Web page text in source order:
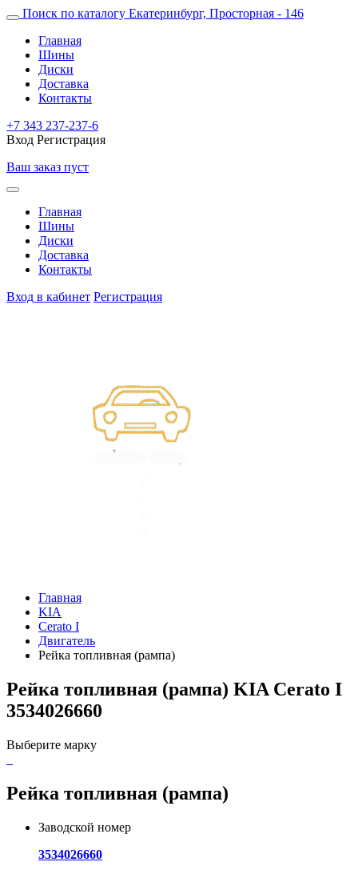
Поиск по каталогу Екатеринбург, Просторная - 146
Главная
Шины
Диски
Доставка
Контакты
+7 343 237-237-6
Вход Регистрация
Ваш заказ пуст
Главная
Шины
Диски
Доставка
Контакты
Вход в кабинет Регистрация
Главная
KIA
Cerato I
Двигатель
Рейка топливная (рампа)
Рейка топливная (рампа) KIA Cerato I
3534026660
Выберите марку
Рейка топливная (рампа)
Заводской номер
3534026660